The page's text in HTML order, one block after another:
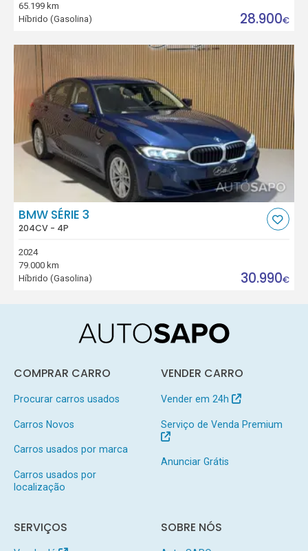
65.199 km
Híbrido (Gasolina)
28.900€
BMW SÉRIE 3
204CV - 4P
2024
79.000 km
Híbrido (Gasolina)
30.990€
COMPRAR CARRO
Procurar carros usados
Carros Novos
Carros usados por marca
Carros usados por
localização
VENDER CARRO
Vender em 24h
Serviço de Venda Premium
Anunciar Grátis
SERVIÇOS SOBRE NÓS